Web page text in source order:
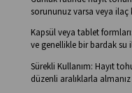
sorununuz varsa veya ilaç
Kapsül veya tablet
ve genellikle bir bardak su
Sürekli Kullanım: Hayıt
düzenli aralıklarla